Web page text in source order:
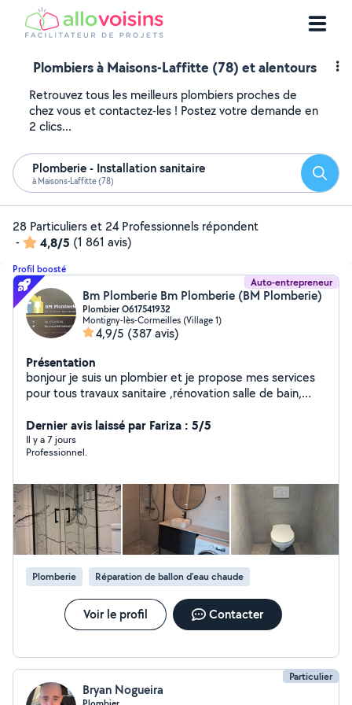
Plombiers à Maisons-Laffitte (78) et alentours
Retrouvez tous les meilleurs plombiers proches de
chez vous et contactez-les ! Postez votre demande en
2 clics...
Plomberie - Installation sanitaire
à Maisons-Laffitte (78)
28 Particuliers et 24 Professionnels répondent
-
4,8/5 (1 861 avis)
Profil boosté
Auto-entrepreneur
Bm Plomberie Bm Plomberie (BM Plomberie)
Plombier O617541932
Montigny-lès-Cormeilles (Village 1)
4,9/5 (387 avis)
Présentation
bonjour je suis un plombier et je propose mes services
pour tous travaux sanitaire ,rénovation salle de bain,
raisonnables. Le déplacement pour le devis est gratuit.
Dernier avis laissé par Fariza : 5/5
Il y a 7 jours
Professionnel.
Plomberie Réparation de ballon d'eau chaude
Voir le profil Contacter
Particulier
Bryan Nogueira